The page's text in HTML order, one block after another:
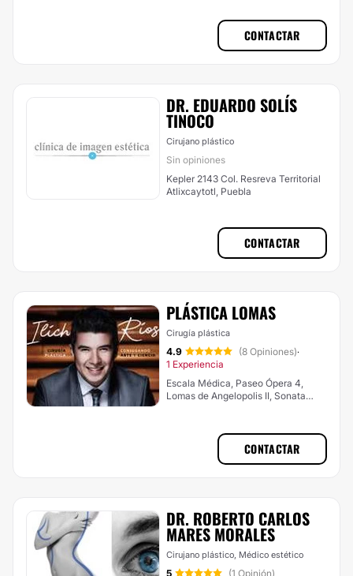
CONTACTAR
DR. EDUARDO SOLÍS
TINOCO
Cirujano plástico
Sin opiniones
Kepler 2143 Col. Resreva Territorial
Atlixcaytotl, Puebla
CONTACTAR
PLÁSTICA LOMAS
Cirugía plástica
4.9 (8 Opiniones)·
1 Experiencia
Escala Médica, Paseo Ópera 4,
Lomas de Angelopolis II, Sonata
CONTACTAR
DR. ROBERTO CARLOS
MARES MORALES
Cirujano plástico, Médico estético
5
(1 Opinión)